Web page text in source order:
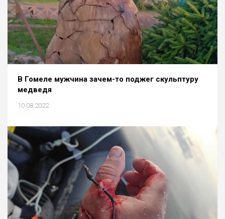
В Гомеле мужчина зачем-то поджег скульптуру
медведя
10.08.2022